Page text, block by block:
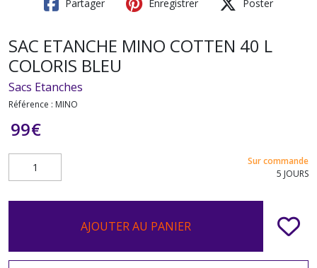
Partager Enregistrer Poster
SAC ETANCHE MINO COTTEN 40 L
COLORIS BLEU
Sacs Etanches
Référence : MINO
99€
Sur commande
5 JOURS
AJOUTER AU PANIER